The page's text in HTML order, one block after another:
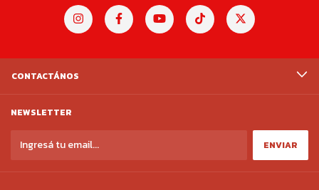
CONTACTÁNOS
NEWSLETTER